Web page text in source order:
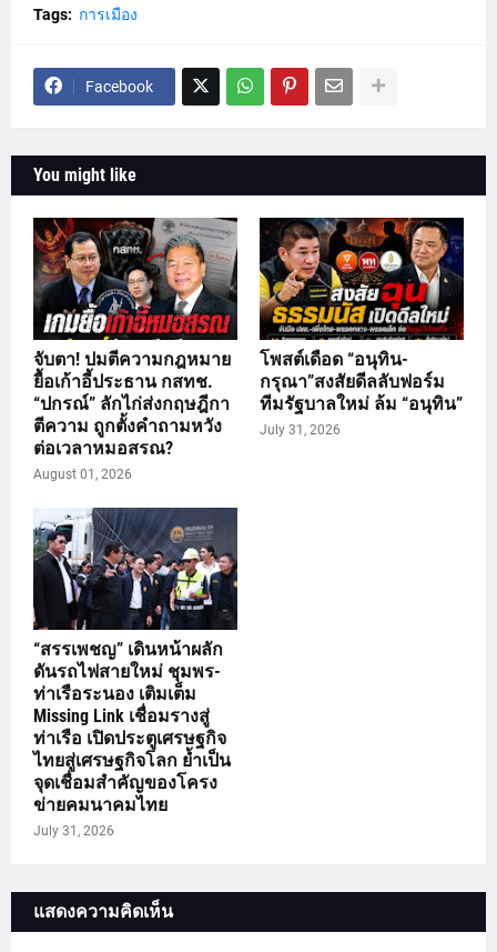
Tags: การเมือง
Facebook
You might like
จับตา! ปมตีความกฎหมาย
ยื้อเก้าอี้ประธาน กสทช.
“ปกรณ์” ลักไก่ส่งกฤษฎีกา
ตีความ ถูกตั้งคำถามหวัง
ต่อเวลาหมอสรณ?
August 01, 2026
โพสต์เดือด “อนุทิน-
กรุณา”สงสัยดีลลับฟอร์ม
ทีมรัฐบาลใหม่ ล้ม “อนุทิน”
July 31, 2026
“สรรเพชญ” เดินหน้าผลัก
ดันรถไฟสายใหม่ ชุมพร-
ท่าเรือระนอง เติมเต็ม
Missing Link เชื่อมรางสู่
ท่าเรือ เปิดประตูเศรษฐกิจ
ไทยสู่เศรษฐกิจโลก ย้ำเป็น
จุดเชื่อมสำคัญของโครง
ข่ายคมนาคมไทย
July 31, 2026
แสดงความคิดเห็น